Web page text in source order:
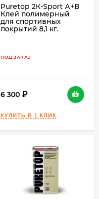
Puretop 2К-Sport А+В
Клей полимерный
для спортивных
покрытий 8,1 кг.
ПОД ЗАКАЗ
6 300